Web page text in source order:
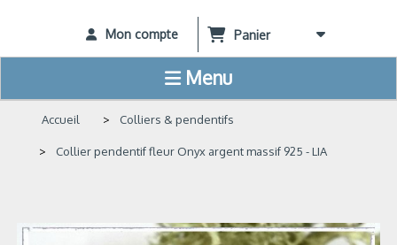
Mon compte Panier
Menu
Accueil Colliers & pendentifs
Collier pendentif fleur Onyx argent massif 925 - LIA